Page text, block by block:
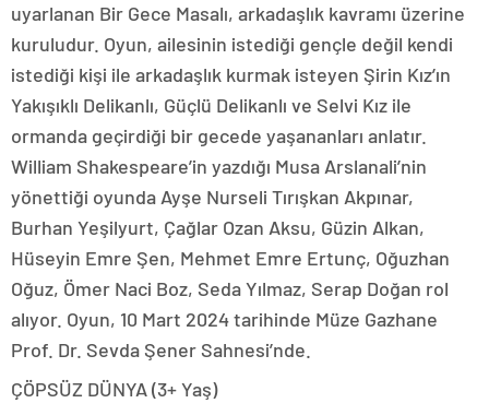
uyarlanan Bir Gece Masalı, arkadaşlık kavramı üzerine
kuruludur. Oyun, ailesinin istediği gençle değil kendi
istediği kişi ile arkadaşlık kurmak isteyen Şirin Kız’ın
Yakışıklı Delikanlı, Güçlü Delikanlı ve Selvi Kız ile
ormanda geçirdiği bir gecede yaşananları anlatır.
William Shakespeare’in yazdığı Musa Arslanali’nin
yönettiği oyunda Ayşe Nurseli Tırışkan Akpınar,
Burhan Yeşilyurt, Çağlar Ozan Aksu, Güzin Alkan,
Hüseyin Emre Şen, Mehmet Emre Ertunç, Oğuzhan
Oğuz, Ömer Naci Boz, Seda Yılmaz, Serap Doğan rol
alıyor. Oyun, 10 Mart 2024 tarihinde Müze Gazhane
Prof. Dr. Sevda Şener Sahnesi’nde.
ÇÖPSÜZ DÜNYA (3+ Yaş)